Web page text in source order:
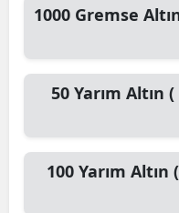
1000 Gremse
50 Yarım Altın (
100 Yarım Altın